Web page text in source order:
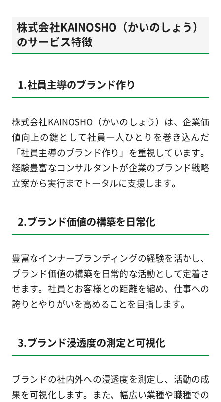
株式会社KAINOSHO（かいのしょう）
のサービス特徴
1.社員主導のブランド作り
株式会社KAINOSHO（かいのしょう）は、企業価
値向上の鍵として社員一人ひとりを巻き込んだ
「社員主導のブランド作り」を重視しています。
経験豊富なコンサルタントが企業のブランド戦略
立案から実行までトータルに支援します。
2.ブランド価値の構築を日常化
豊富なインナーブランディングの経験を活かし、
ブランド価値の構築を日常的な活動として定着さ
せます。社員とお客様との距離を縮め、仕事への
誇りとやりがいを高めることを目指します。
3.ブランド浸透度の測定と可視化
ブランドの社内外への浸透度を測定し、活動の成
果を可視化します。また、幅広い業種や職種での